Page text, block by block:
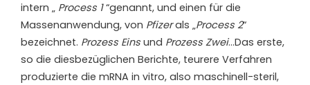
intern „ Process 1“genannt, und einen für die
Massenanwendung, von Pfizerals „Process 2“
bezeichnet. Prozess Eins und Prozess Zwei…Das erste,
so die diesbezüglichen Berichte, teurere Verfahren
produzierte die mRNA in vitro, also maschinell-steril,